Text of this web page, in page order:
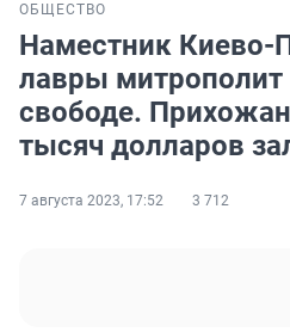
ОБЩЕСТВО
Наместник Киево-
лавры митрополит
свободе.
тысяч долларов
7 августа 2023, 17:52 3 712